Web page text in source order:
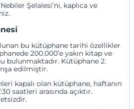
Şelalesi’ni, kaplıca ve
bu kütüphane tarihi özellikler
200.000’e yakın kitap ve
bulunmaktadır. Kütüphane 2.
edilmiştir.
kapalı olan kütüphane, haftanın
saatleri arasında açıktır.